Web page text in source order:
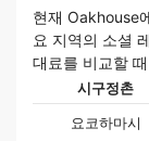
현재 Oakhouse
요 지역의 소셜
대료를 비교할
시구정촌
요코하마시